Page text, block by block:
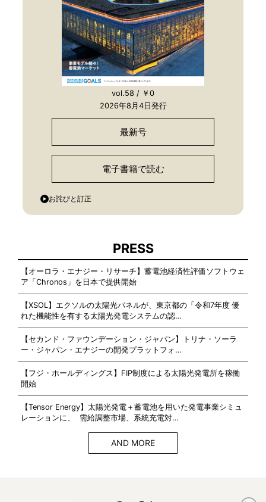
vol.58 / ￥0
2026年8月4日発行
最新号
電子書籍で読む
お詫びと訂正
PRESS
【オーロラ・エナジー・リサーチ】蓄電池経済性評価ソフトウェ
ア「Chronos」を日本で提供開始
【XSOL】エクソルの太陽光パネルが、東京都の「令和7年度 優
れた機能性を有する太陽光発電システムの認…
【セカンド・ファウンデーション・ジャパン】トリナ・ソーラ
ー・ジャパン・エナジーの開発プラットフォ…
【フジ・ホールディングス】FIP制度による太陽光発電所を稼働
開始
【Tensor Energy】太陽光発電＋蓄電池を用いた発電事業シミュ
レーションに、 需給調整市場、系統充電対…
AND MORE